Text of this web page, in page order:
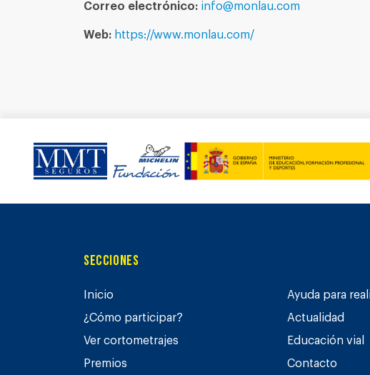
Correo electrónico: info@monlau.com
Web: https://www.monlau.com/
Secciones
Inicio
¿Cómo participar?
Ver cortometrajes
Premios
Ayuda para
Actualidad
Educación vial
Contacto